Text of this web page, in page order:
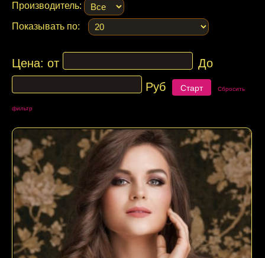
Производитель:
Показывать по:
Цена: от
До
Руб
Сбросить
фильтр
Подробнее